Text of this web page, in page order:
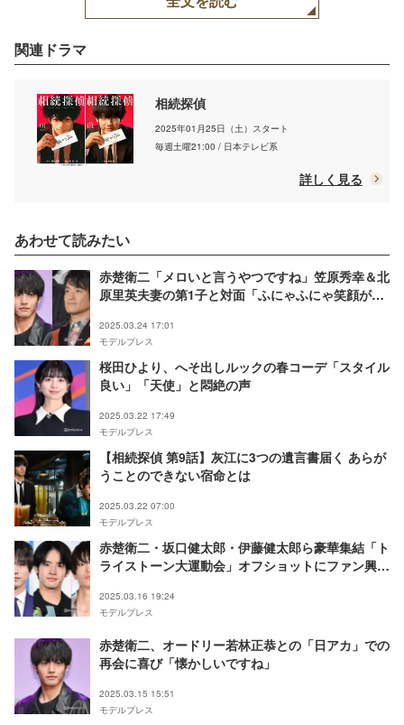
関連ドラマ
相続探偵
2025年01月25日（土）スタート
毎週土曜21:00 / 日本テレビ系
詳しく見る
あわせて読みたい
赤楚衛二「メロいと言うやつですね」笠原秀幸＆北
原里英夫妻の第1子と対面「ふにゃふにゃ笑顔が目
2025.03.24 17:01
モデルプレス
桜田ひより、へそ出しルックの春コーデ「スタイル
良い」「天使」と悶絶の声
2025.03.22 17:49
モデルプレス
【相続探偵 第9話】灰江に3つの遺言書届く あらが
うことのできない宿命とは
2025.03.22 07:00
モデルプレス
赤楚衛二・坂口健太郎・伊藤健太郎ら豪華集結「ト
ライストーン大運動会」オフショットにファン興奮
2025.03.16 19:24
モデルプレス
赤楚衛二、オードリー若林正恭との「日アカ」での
再会に喜び「懐かしいですね」
2025.03.15 15:51
モデルプレス